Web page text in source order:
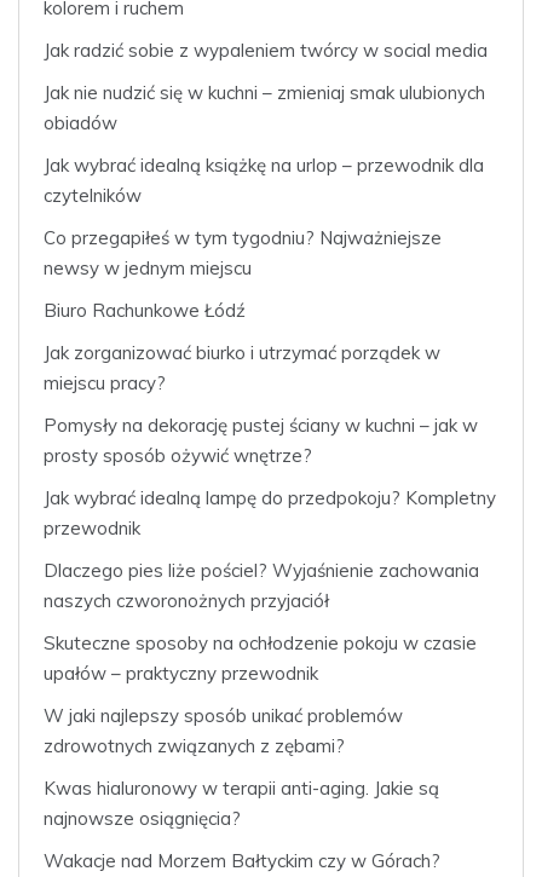
kolorem i ruchem
Jak radzić sobie z wypaleniem twórcy w social media
Jak nie nudzić się w kuchni – zmieniaj smak ulubionych
obiadów
Jak wybrać idealną książkę na urlop – przewodnik dla
czytelników
Co przegapiłeś w tym tygodniu? Najważniejsze
newsy w jednym miejscu
Biuro Rachunkowe Łódź
Jak zorganizować biurko i utrzymać porządek w
miejscu pracy?
Pomysły na dekorację pustej ściany w kuchni – jak w
prosty sposób ożywić wnętrze?
Jak wybrać idealną lampę do przedpokoju? Kompletny
przewodnik
Dlaczego pies liże pościel? Wyjaśnienie zachowania
naszych czworonożnych przyjaciół
Skuteczne sposoby na ochłodzenie pokoju w czasie
upałów – praktyczny przewodnik
W jaki najlepszy sposób unikać problemów
zdrowotnych związanych z zębami?
Kwas hialuronowy w terapii anti-aging. Jakie są
najnowsze osiągnięcia?
Wakacje nad Morzem Bałtyckim czy w Górach?